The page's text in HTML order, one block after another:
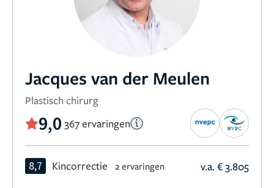
Jacques van der Meulen
Plastisch chirurg
9,0 367 ervaringen
8,7 Kincorrectie 2 ervaringen v.a. € 3.805